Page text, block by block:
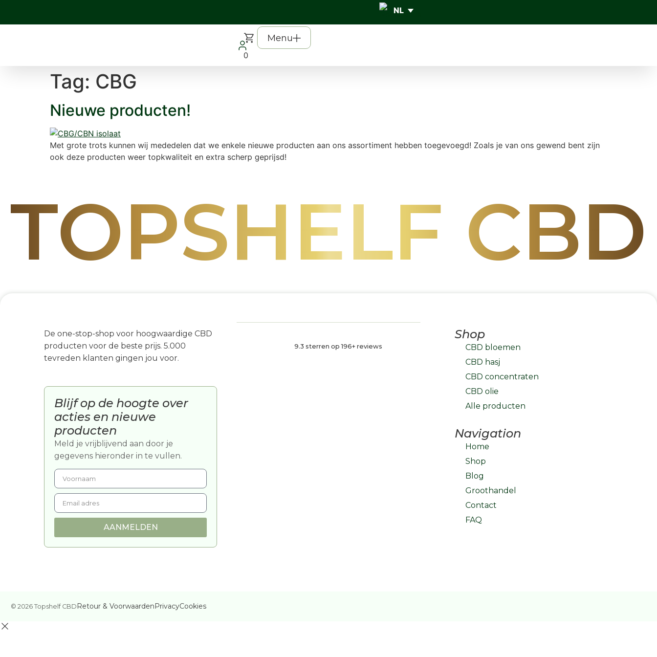
Menu
Sluit
0
Tag: CBG
Nieuwe producten!
Met grote trots kunnen wij mededelen dat we enkele nieuwe producten aan ons assortiment hebben toegevoegd! Zoals je van ons gewend bent zijn
ook deze producten weer topkwaliteit en extra scherp geprijsd!
TOPSHELF CBD
De one-stop-shop voor hoogwaardige CBD
producten voor de beste prijs. 5.000
tevreden klanten gingen jou voor.
Blijf op de hoogte over
acties en nieuwe
producten
Meld je vrijblijvend aan door je
gegevens hieronder in te vullen.
AANMELDEN
9.3 sterren op 196+ reviews
Shop
CBD bloemen
CBD hasj
CBD concentraten
CBD olie
Alle producten
Navigation
Home
Shop
Blog
Groothandel
Contact
FAQ
© 2026 Topshelf CBD Retour & VoorwaardenPrivacyCookies